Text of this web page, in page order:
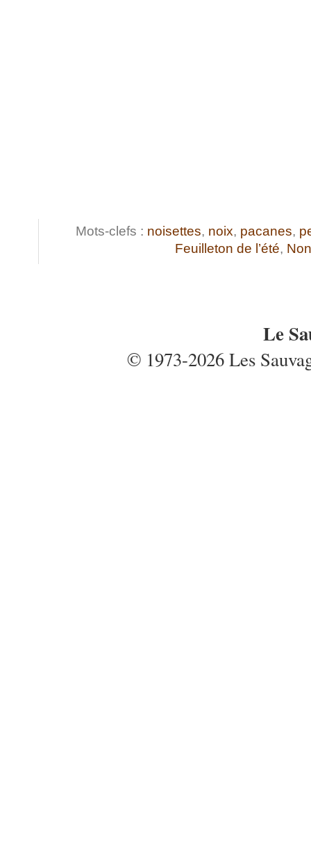
Mots-clefs : noisettes, noix, pacanes,
Feuilleton de l’été,
Le
© 1973-2026 Les